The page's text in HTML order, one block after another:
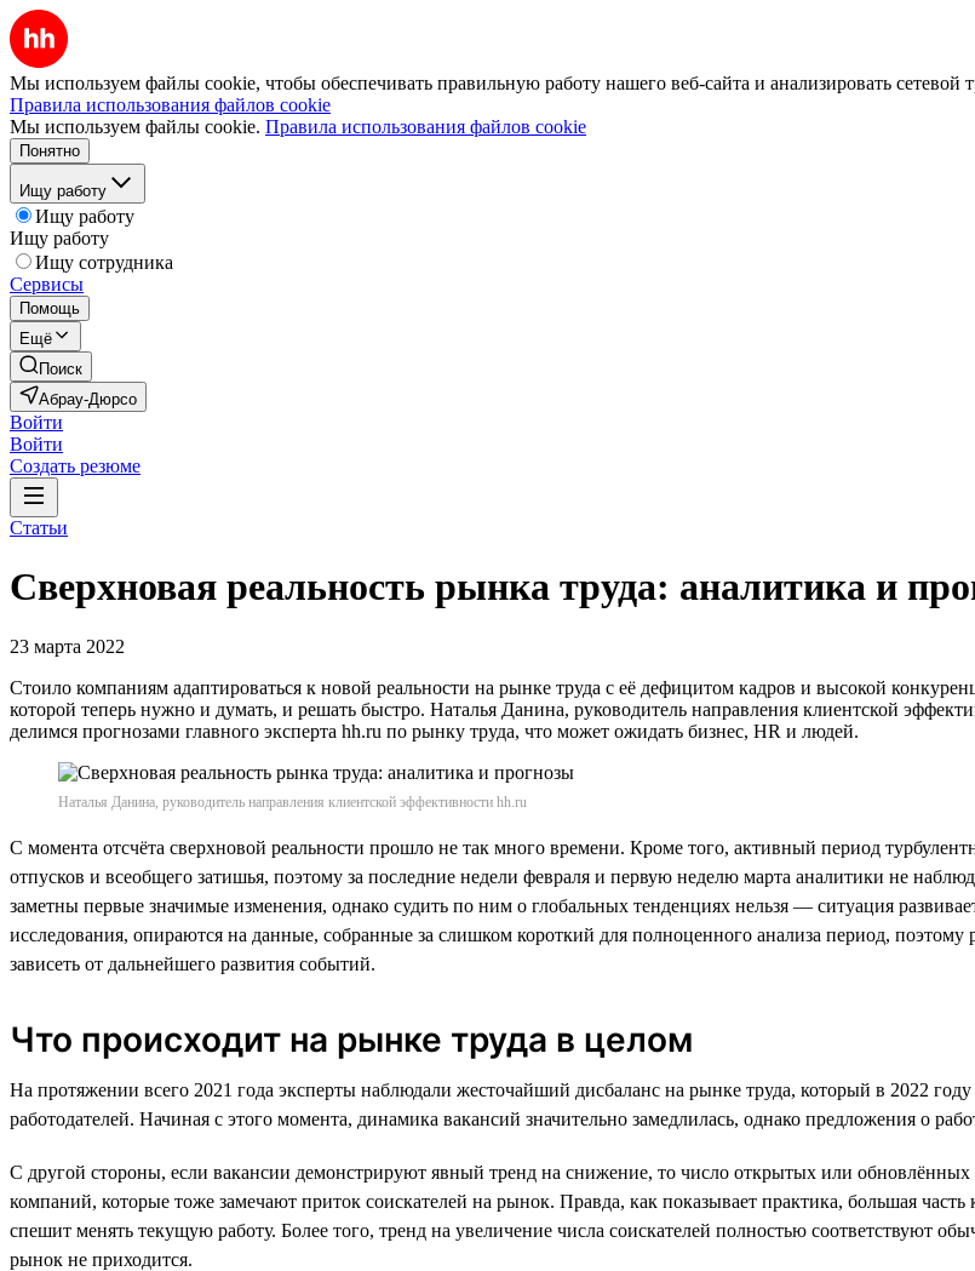
Мы используем файлы cookie, чтобы обеспечивать правильную работу нашего веб-сайта и анализировать сетевой
Правила использования файлов cookie
Мы используем файлы cookie. Правила использования файлов cookie
Понятно
Ищу работу
Ищу работу
Ищу работу
Ищу сотрудника
Сервисы
Помощь
Ещё
Поиск
Абрау-Дюрсо
Войти
Войти
Создать резюме
Статьи
Сверхновая реальность рынка труда: аналитика и
23 марта 2022
Стоило компаниям адаптироваться к новой реальности на рынке труда с её дефицитом кадров и высокой
которой теперь нужно и думать, и решать быстро. Наталья Данина, руководитель направления клиентской
делимся прогнозами главного эксперта hh.ru по рынку труда, что может ожидать бизнес, HR и людей.
Наталья Данина, руководитель направления клиентской эффективности hh.ru
С момента отсчёта сверхновой реальности прошло не так много времени. Кроме того, активный период
отпусков и всеобщего затишья, поэтому за последние недели февраля и первую неделю марта аналитики не
заметны первые значимые изменения, однако судить по ним о глобальных тенденциях нельзя — ситуация
исследования, опираются на данные, собранные за слишком короткий для полноценного анализа период, поэтому
зависеть от дальнейшего развития событий.
Что происходит на рынке труда в целом
На протяжении всего 2021 года эксперты наблюдали жесточайший дисбаланс на рынке труда, который в 2022
работодателей. Начиная с этого момента, динамика вакансий значительно замедлилась, однако предложения о
С другой стороны, если вакансии демонстрируют явный тренд на снижение, то число открытых или
компаний, которые тоже замечают приток соискателей на рынок. Правда, как показывает практика, большая
спешит менять текущую работу. Более того, тренд на увеличение числа соискателей полностью соответствуют
рынок не приходится.